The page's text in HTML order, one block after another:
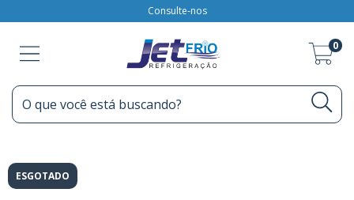
Consulte-nos
0
ESGOTADO